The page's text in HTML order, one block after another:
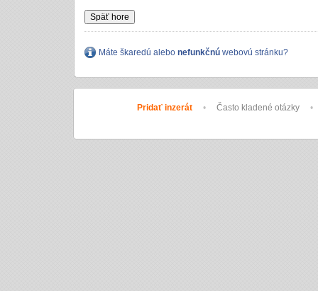
Späť hore
Máte škaredú alebo nefunkčnú webovú stránku?
Pridať inzerát • Často kladené otázky •